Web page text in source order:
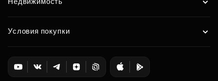
Условия покупки